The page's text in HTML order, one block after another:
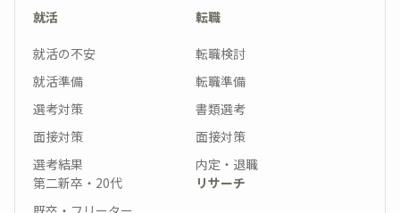
就活
就活の不安
就活準備
選考対策
面接対策
選考結果
転職
転職検討
転職準備
書類選考
面接対策
内定・退職
第二新卒・20代
リサーチ